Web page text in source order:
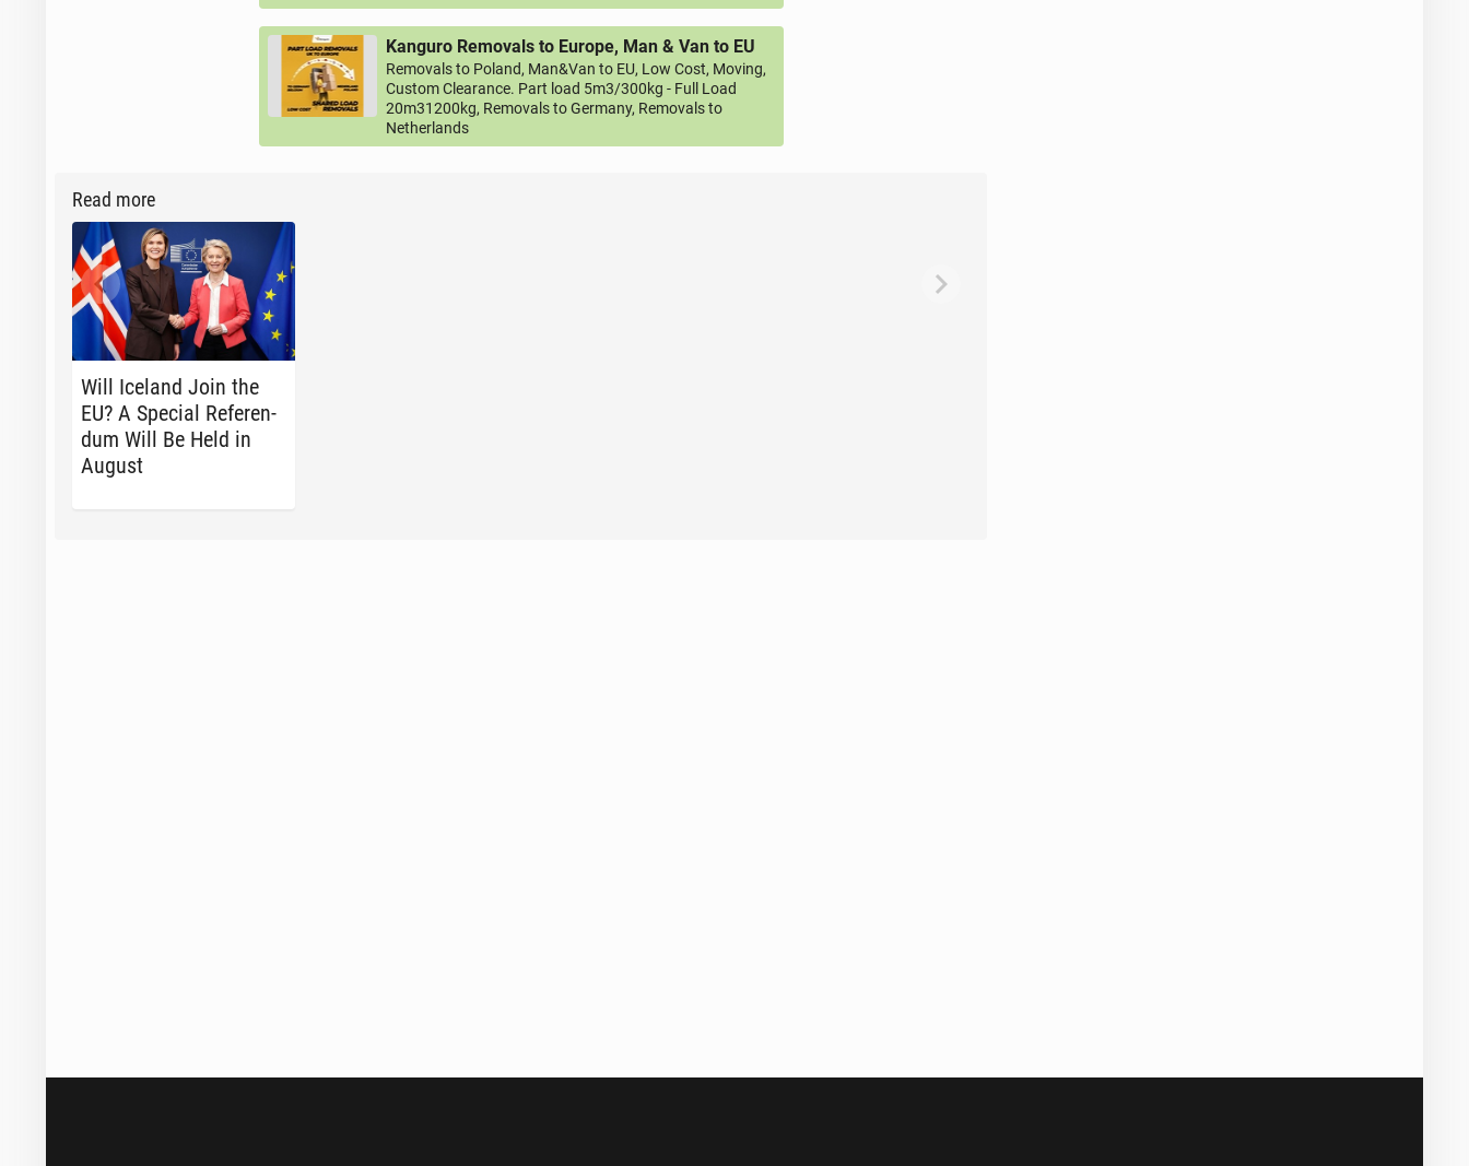
Kanguro Removals to Europe, Man & Van to EU
Removals to Poland, Man&Van to EU, Low Cost, Moving,
Custom Clearance. Part load 5m3/300kg - Full Load
20m31200kg, Removals to Germany, Removals to
Netherlands
Read more
Will Iceland Join the
EU? A Special Ref­er­en­
dum Will Be Held in
August